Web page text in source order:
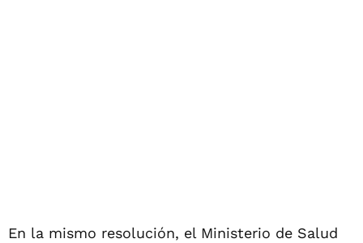
En la mismo resolución, el Ministerio de Salud